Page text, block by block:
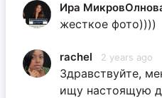
Ира
жесткое фото))))
rachel 2 years ago
Здравствуйте,
ищу настоящую